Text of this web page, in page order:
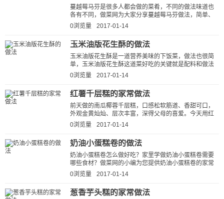
蔓越莓马芬是很多人都会做的菜肴，不同的做法味道也
各有不同，做菜网为大家分享蔓越莓马芬做法，简单、
好吃、下饭。按这种方法做出的蔓...
0浏览量 2017-01-14
玉米油版花生酥的做法
玉米油版花生酥是一道营养美味的下饭菜，做法也很简
单，玉米油版花生酥这道菜好吃的关键就是配料和做法
步骤，做菜网小编就为大家详细的...
0浏览量 2017-01-14
红薯千层糕的家常做法
前天做的南瓜椰蓉千层糕，口感松软筋道、香甜可口，
外观金黄灿灿、层次丰富，深得父母的喜爱。今天用红
薯制作一款千层糕，效果更好，家里老...
0浏览量 2017-01-14
奶油小蛋糕卷的做法
奶油小蛋糕卷怎么做好吃？家里学做奶油小蛋糕卷需要
哪些食材？做菜网的小编为您提供奶油小蛋糕卷的家常
做法图解，让厨房新手也能做出美...
0浏览量 2017-01-14
葱香芋头糕的家常做法